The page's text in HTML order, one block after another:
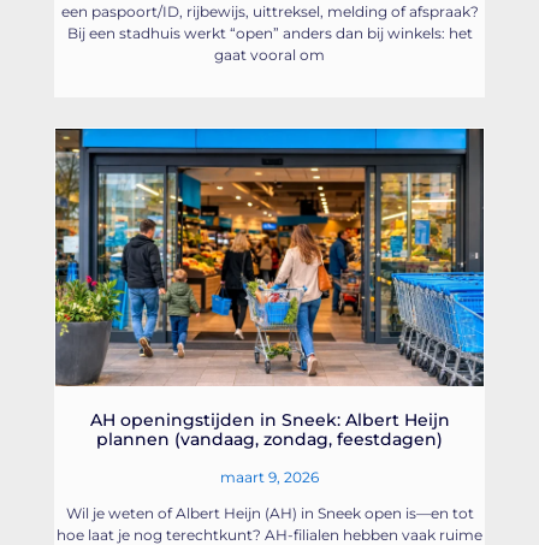
een paspoort/ID, rijbewijs, uittreksel, melding of afspraak?
Bij een stadhuis werkt “open” anders dan bij winkels: het
gaat vooral om
AH openingstijden in Sneek: Albert Heijn
plannen (vandaag, zondag, feestdagen)
maart 9, 2026
Wil je weten of Albert Heijn (AH) in Sneek open is—en tot
hoe laat je nog terechtkunt? AH-filialen hebben vaak ruime